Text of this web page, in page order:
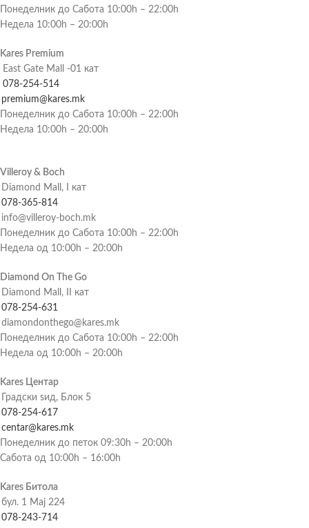
Понеделник до Сабота 10:00h – 22:00h
Недела 10:00h – 20:00h
Kares Premium
East Gate Mall -01 кат
078-254-514
premium@kares.mk
Понеделник до Сабота 10:00h – 22:00h
Недела 10:00h – 20:00h
Villeroy & Boch
Diamond Mall, I кат
078-365-814
info@villeroy-boch.mk
Понеделник до Сабота 10:00h – 22:00h
Недела од 10:00h – 20:00h
Diamond On The Go
Diamond Mall, II кат
078-254-631
diamondonthego@kares.mk
Понеделник до Сабота 10:00h – 22:00h
Недела од 10:00h – 20:00h
Kares Центар
Градски ѕид, Блок 5
078-254-617
centar@kares.mk
Понеделник до петок 09:30h – 20:00h
Сабота од 10:00h – 16:00h
Kares Битола
бул. 1 Мај 224
078-243-714